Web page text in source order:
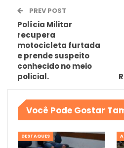
PREV POST
Polícia Militar
recupera
motocicleta furtada
e prende suspeito
conhecido no meio
policial.
Você Pode Gostar
DESTAQUES